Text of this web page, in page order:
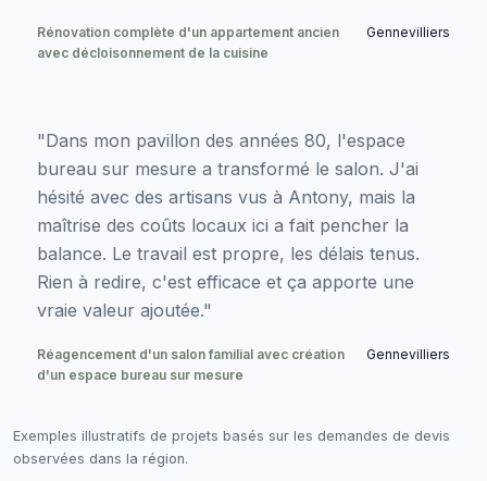
Rénovation complète d'un appartement ancien
avec décloisonnement de la cuisine
Gennevilliers
"Dans mon pavillon des années 80, l'espace
bureau sur mesure a transformé le salon. J'ai
hésité avec des artisans vus à Antony, mais la
maîtrise des coûts locaux ici a fait pencher la
balance. Le travail est propre, les délais tenus.
Rien à redire, c'est efficace et ça apporte une
vraie valeur ajoutée."
Réagencement d'un salon familial avec création
d'un espace bureau sur mesure
Gennevilliers
Exemples illustratifs de projets basés sur les demandes de devis
observées dans la région.